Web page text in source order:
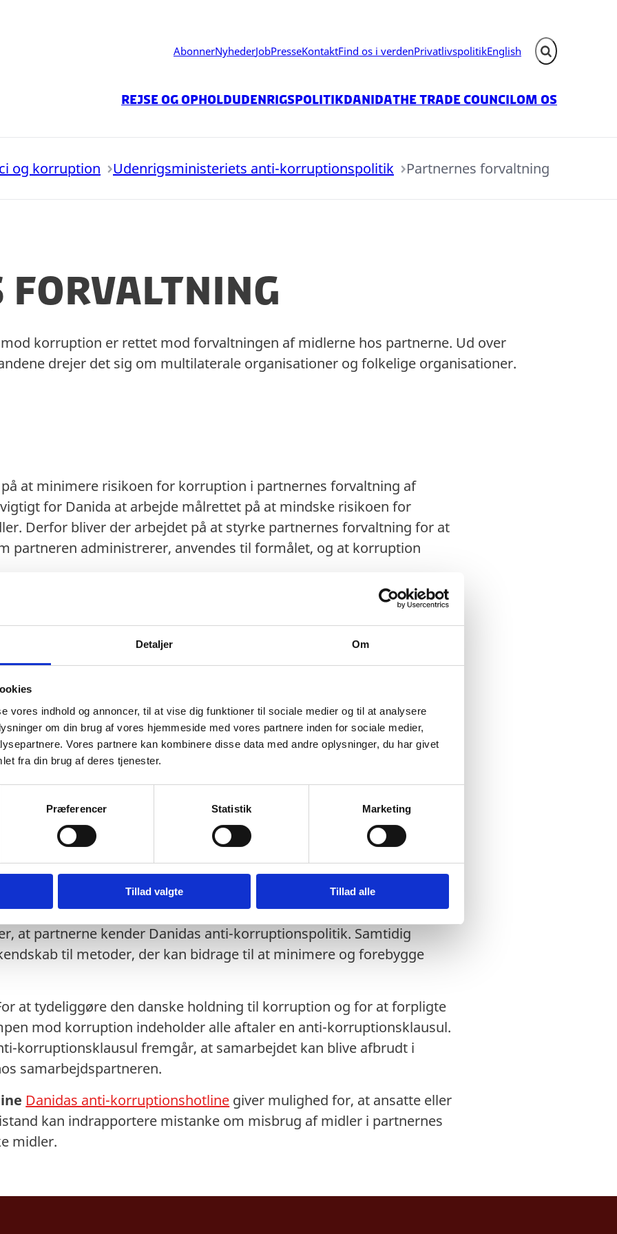
Detaljer Om
vores indhold og annoncer, til at vise dig funktioner til sociale medier og til at analysere
om din brug af vores hjemmeside med vores partnere inden for sociale medier,
Vores partnere kan kombinere disse data med andre oplysninger, du har givet
fra din brug af deres tjenester.
Præferencer Statistik Marketing
Tillad valgte Tillad alle
AbonnerNyhederJobPresseKontaktFind os i verdenPrivatlivspolitikEnglish Fold søgefelt ud
Rejse og opholdUdenrigspolitikDanidaThe Trade CouncilOm os
og korruption Udenrigsministeriets anti-korruptionspolitik Partnernes forvaltning
forvaltning
korruption er rettet mod forvaltningen af midlerne hos partnerne. Ud over
drejer det sig om multilaterale organisationer og folkelige organisationer.
at minimere risikoen for korruption i partnernes forvaltning af
for Danida at arbejde målrettet på at mindske risikoen for
Derfor bliver der arbejdet på at styrke partnernes forvaltning for at
partneren administrerer, anvendes til formålet, og at korruption
partnernes egne systemer styrker mulighederne for, at anti-
bliver bæredygtige og kan medvirke til at styrke partnerens
På sigt kan det også ændre opfattelsen af korruption hos partneren og
aktiviteter, vurderer de den risici, der er forbundet med aktiviteterne.
risiko for korruption, skal der foretages en vurdering af, hvordan
Alle nye partnere får vurderet deres kapacitet, og hvor det er
med at opbygge en bedre økonomiforvaltning hos partneren for
misbrug.
for partnere
til den danske anti-korruptionspolitik tilbydes ansatte hos partnerne
korruptionskursus via internettet. Derudover tilbyder Anti-
diverse anti-korruptionskurser (Læs mere om U4's kurser). Anti-
at partnerne kender Danidas anti-korruptionspolitik. Samtidig
til metoder, der kan bidrage til at minimere og forebygge
at tydeliggøre den danske holdning til korruption og for at forpligte
mod korruption indeholder alle aftaler en anti-korruptionsklausul.
korruptionsklausul fremgår, at samarbejdet kan blive afbrudt i
samarbejdspartneren.
Danidas anti-korruptionshotline giver mulighed for, at ansatte eller
kan indrapportere mistanke om misbrug af midler i partnernes
midler.